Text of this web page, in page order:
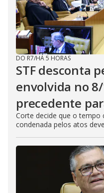
DO R7/HÁ 5 HORAS
STF desconta
envolvida no
precedente
Corte decide que o
condenada pelos atos